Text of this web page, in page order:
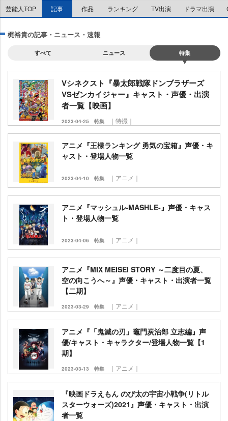
芸能人TOP 記事 作品 ランキング TV出演 ドラマ出演
梶裕貴の記事・ニュース・速報
すべて ニュース 特集
Vシネクスト『暴太郎戦隊ドンブラザーズ
VSゼンカイジャー』キャスト・声優・出演
者一覧【映画】
2023-04-25 特集 ｜特撮｜
アニメ『王様ランキング 勇気の宝箱』声優・キ
ャスト・登場人物一覧
2023-04-10 特集 ｜アニメ｜
アニメ『マッシュル-MASHLE-』声優・キャス
ト・登場人物一覧
2023-04-06 特集 ｜アニメ｜
アニメ『MIX MEISEI STORY ～二度目の夏、
空の向こうへ～』声優・キャスト・出演者一覧
【二期】
2023-03-29 特集 ｜アニメ｜
アニメ『「鬼滅の刃」竈門炭治郎 立志編』声
優/キャスト・キャラクター/登場人物一覧【1
期】
2023-03-13 特集 ｜アニメ｜
『映画ドラえもん のび太の宇宙小戦争(リトル
スターウォーズ)2021』声優・キャスト・出演
者一覧